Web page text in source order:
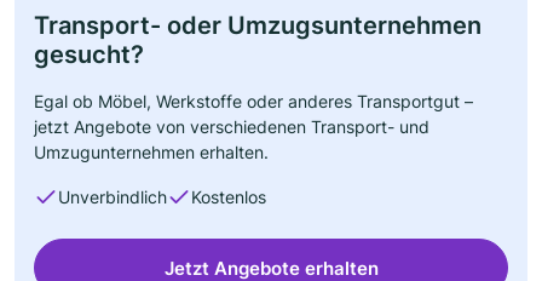
Transport- oder Umzugsunternehmen
gesucht?
Egal ob Möbel, Werkstoffe oder anderes Transportgut –
jetzt Angebote von verschiedenen Transport- und
Umzugunternehmen erhalten.
Unverbindlich Kostenlos
Jetzt Angebote erhalten